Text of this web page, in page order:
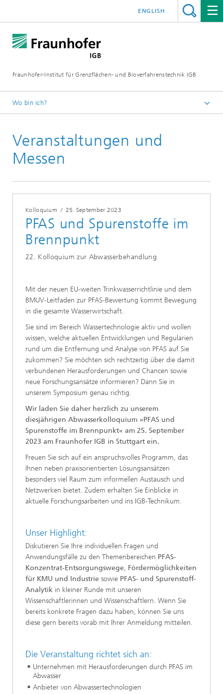
Fraunhofer-Institut für Grenzflächen- und Bioverfahrenstechnik IGB
ENGLISH
Wo bin ich?
Veranstaltungen
Veranstaltungen und
Messen
Kolloquium / 25. September 2023
PFAS und Spurenstoffe im
Brennpunkt
22. Kolloquium zur Abwasserbehandlung
Mit der neuen EU-weiten Trinkwasserrichtlinie und dem
BMUV-Leitfaden zur PFAS-Bewertung kommt Bewegung
in die gesamte Wasserwirtschaft.
Sie sind im Bereich Wassertechnologie aktiv und wollen
wissen, welche aktuellen Entwicklungen und Regularien
rund um die Entfernung und Analyse von PFAS auf Sie
zukommen? Sie möchten sich rechtzeitig über die damit
verbundenen Herausforderungen und Chancen sowie
neue Forschungsansätze informieren? Dann Sie in
unserem Symposium genau richtig.
Wir laden Sie daher herzlich zu unserem
diesjährigen Abwasserkolloquium »PFAS und
Spurenstoffe im Brennpunkt« am 25. September
2023 am Fraunhofer IGB in Stuttgart ein.
Freuen Sie sich auf ein anspruchsvolles Programm, das
Ihnen neben praxisorientierten Lösungsansätzen
besonders viel Raum zum informellen Austausch und
Netzwerken bietet. Zudem erhalten Sie Einblicke in
aktuelle Forschungsarbeiten und ins IGB-Technikum.
Unser Highlight:
Diskutieren Sie Ihre individuellen Fragen und
Anwendungsfälle zu den Themenbereichen PFAS-
Konzentrat-Entsorgungswege, Fördermöglichkeiten
für KMU und Industrie sowie PFAS- und Spurenstoff-
Analytik in kleiner Runde mit unseren
Wissenschaftlerinnen und Wissenschaftlern. Wenn Sie
bereits konkrete Fragen dazu haben, können Sie uns
diese gern bereits vorab mit Ihrer Anmeldung mitteilen.
Die Veranstaltung richtet sich an:
Unternehmen mit Herausforderungen durch PFAS im
Abwasser
Anbieter von Abwassertechnologien